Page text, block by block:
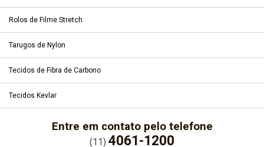
Rolos de Filme Stretch
Tarugos de Nylon
Tecidos de Fibra de Carbono
Tecidos Kevlar
Entre em contato pelo telefone
(11) 4061-1200